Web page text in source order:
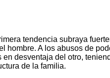
tendencia subraya
A los abusos de
desventaja del otro,
de la familia.